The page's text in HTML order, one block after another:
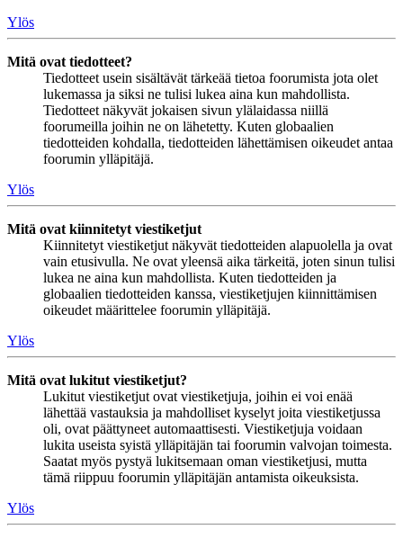
Ylös
Mitä ovat tiedotteet?
Tiedotteet usein sisältävät tärkeää tietoa foorumista jota olet
lukemassa ja siksi ne tulisi lukea aina kun mahdollista.
Tiedotteet näkyvät jokaisen sivun ylälaidassa niillä
foorumeilla joihin ne on lähetetty. Kuten globaalien
tiedotteiden kohdalla, tiedotteiden lähettämisen oikeudet antaa
foorumin ylläpitäjä.
Ylös
Mitä ovat kiinnitetyt viestiketjut
Kiinnitetyt viestiketjut näkyvät tiedotteiden alapuolella ja ovat
vain etusivulla. Ne ovat yleensä aika tärkeitä, joten sinun tulisi
lukea ne aina kun mahdollista. Kuten tiedotteiden ja
globaalien tiedotteiden kanssa, viestiketjujen kiinnittämisen
oikeudet määrittelee foorumin ylläpitäjä.
Ylös
Mitä ovat lukitut viestiketjut?
Lukitut viestiketjut ovat viestiketjuja, joihin ei voi enää
lähettää vastauksia ja mahdolliset kyselyt joita viestiketjussa
oli, ovat päättyneet automaattisesti. Viestiketjuja voidaan
lukita useista syistä ylläpitäjän tai foorumin valvojan toimesta.
Saatat myös pystyä lukitsemaan oman viestiketjusi, mutta
tämä riippuu foorumin ylläpitäjän antamista oikeuksista.
Ylös